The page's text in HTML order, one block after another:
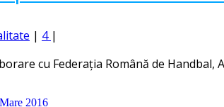
| 4 |
cu Federația Română de Handbal,